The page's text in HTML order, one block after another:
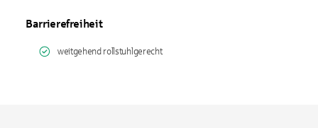
Barrierefreiheit
weitgehend rollstuhlgerecht